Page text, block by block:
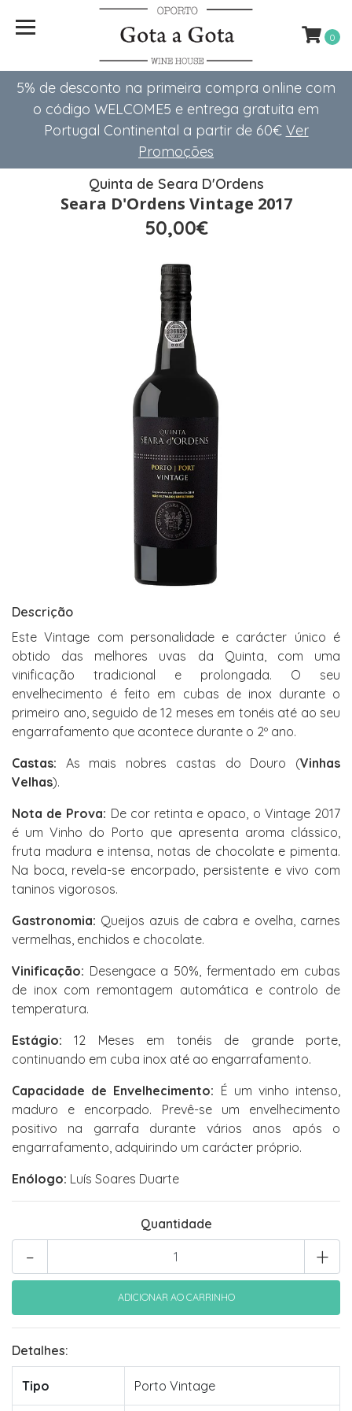
5% de desconto na primeira compra online com
o código WELCOME5 e entrega gratuita em
Portugal Continental a partir de 60€ Ver
Promoções
0
Quinta de Seara D'Ordens
Seara D'Ordens Vintage 2017
50,00€
Descrição
Este Vintage com personalidade e carácter único é
obtido das melhores uvas da Quinta, com uma
vinificação tradicional e prolongada. O seu
envelhecimento é feito em cubas de inox durante o
primeiro ano, seguido de 12 meses em tonéis até ao seu
engarrafamento que acontece durante o 2º ano.
Castas: As mais nobres castas do Douro (Vinhas
Velhas).
Nota de Prova: De cor retinta e opaco, o Vintage 2017
é um Vinho do Porto que apresenta aroma clássico,
fruta madura e intensa, notas de chocolate e pimenta.
Na boca, revela-se encorpado, persistente e vivo com
taninos vigorosos.
Gastronomia: Queijos azuis de cabra e ovelha, carnes
vermelhas, enchidos e chocolate.
Vinificação: Desengace a 50%, fermentado em cubas
de inox com remontagem automática e controlo de
temperatura.
Estágio:12 Meses em tonéis de grande porte,
continuando em cuba inox até ao engarrafamento.
Capacidade de Envelhecimento: É um vinho intenso,
maduro e encorpado. Prevê-se um envelhecimento
positivo na garrafa durante vários anos após o
engarrafamento, adquirindo um carácter próprio.
Enólogo: Luís Soares Duarte
Quantidade
+
-
Detalhes:
Tipo Porto Vintage